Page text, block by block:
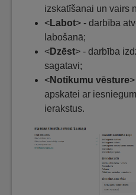
izskatīšanai un vairs
<Labot> - darbība
labošanā;
<Dzēst> - darbība
sagatavi;
<Notikumu vēsture
apskatei ar
ierakstus.